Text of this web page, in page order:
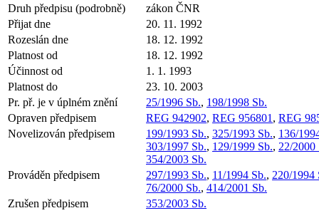
Druh předpisu (podrobně)
zákon ČNR
Přijat dne
20. 11. 1992
Rozeslán dne
18. 12. 1992
Platnost od
18. 12. 1992
Účinnost od
1. 1. 1993
Platnost do
23. 10. 2003
Pr. př. je v úplném znění
25/1996 Sb., 198/1998 Sb.
Opraven předpisem
REG 942902, REG 956801 , REG
Novelizován předpisem
199/1993 Sb., 325/1993 Sb., 136/
303/1997 Sb., 129/1999 Sb., 22/2000
354/2003 Sb.
Prováděn předpisem
297/1993 Sb., 11/1994 Sb., 220/1994
76/2000 Sb., 414/2001 Sb.
Zrušen předpisem
353/2003 Sb.